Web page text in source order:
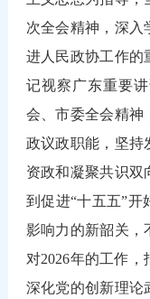
次全会精神，深入
进人民政协工作的
记视察广东重要
会、市委全会精神
政议政职能，坚持
资政和凝聚共识双
到促进“十五五”开
影响力的新韶关，
对2026年的工作
深化党的创新理论